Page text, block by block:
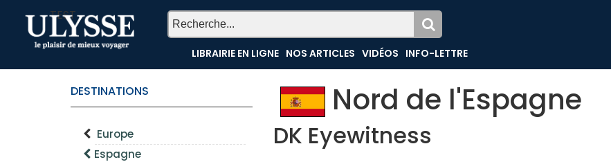
TEST
LIBRAIRIE EN LIGNE NOS ARTICLES VIDÉOS INFO-LETTRE
DESTINATIONS
Europe
Espagne
Nord de l'Espagne
DK Eyewitness